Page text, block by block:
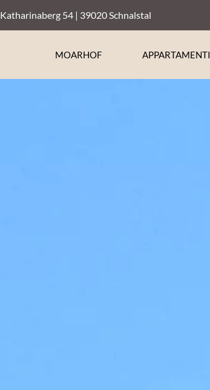
Katharinaberg 54 | 39020 Schnalstal
MOARHOF APPARTAMENTI